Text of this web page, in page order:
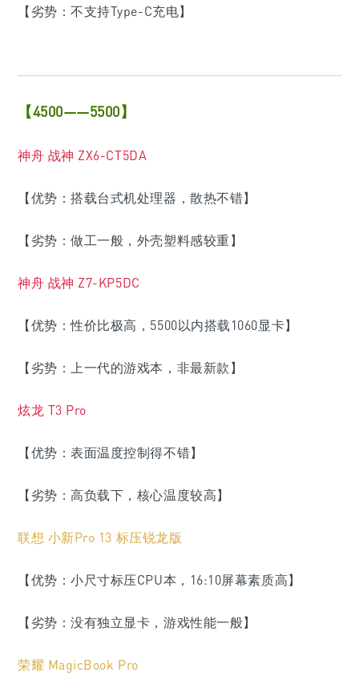
【劣势：不支持Type-C充电】
【4500——5500】
神舟 战神 ZX6-CT5DA
【优势：搭载台式机处理器，散热不错】
【劣势：做工一般，外壳塑料感较重】
神舟 战神 Z7-KP5DC
【优势：性价比极高，5500以内搭载1060显卡】
【劣势：上一代的游戏本，非最新款】
炫龙 T3 Pro
【优势：表面温度控制得不错】
【劣势：高负载下，核心温度较高】
联想 小新Pro 13 标压锐龙版
【优势：小尺寸标压CPU本，16:10屏幕素质高】
【劣势：没有独立显卡，游戏性能一般】
荣耀 MagicBook Pro